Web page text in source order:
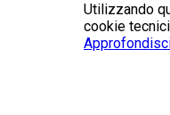
Utilizzando
cookie